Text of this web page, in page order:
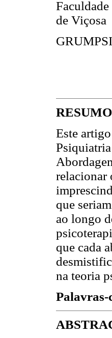
de Viçosa
RESUMO
Este
relacionar
que
ao longo
que cada
na teoria
Palavras-